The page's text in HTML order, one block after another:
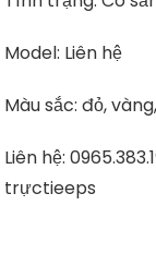
Model: Liên hệ
Màu sắc: đỏ,
Liên hệ:
trựctieeps